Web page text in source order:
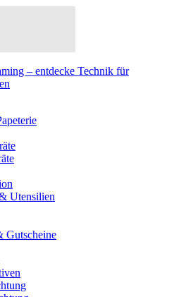
– entdecke Technik für
Utensilien
Gutscheine